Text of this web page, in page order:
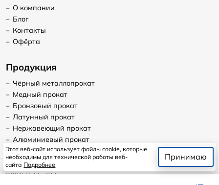
– О компании
– Блог
– Контакты
– Офёрта
Продукция
– Чёрный металлопрокат
– Медный прокат
– Бронзовый прокат
– Латунный прокат
– Нержавеющий прокат
– Алюминиевый прокат
2026©Мет2Мет
Этот веб-сайт использует файлы cookie, которые
необходимы для технической работы веб-
сайта Подробнее
Принимаю